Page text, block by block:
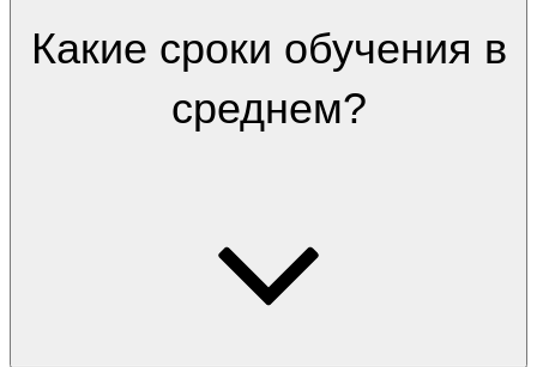
Какие сроки обучения в
среднем?